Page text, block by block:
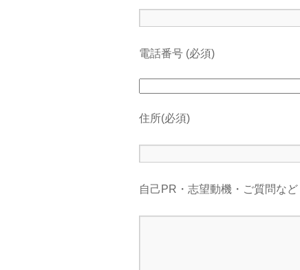
電話番号 (必須)
住所(必須)
自己PR・志望動機・ご質問など